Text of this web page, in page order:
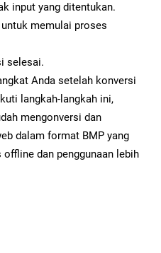
input yang ditentukan.
memulai proses
selesai.
Anda setelah konversi
langkah-langkah ini,
mengonversi dan
dalam format BMP yang
dan penggunaan lebih